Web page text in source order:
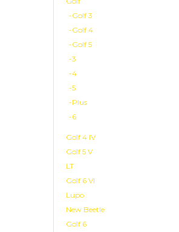
-Golf 3
-Golf 4
-Golf 5
-3
-4
-5
-Plus
-6
Golf 4 IV
Golf 5 V
LT
Golf 6 VI
Lupo
New Beetle
Golf 6